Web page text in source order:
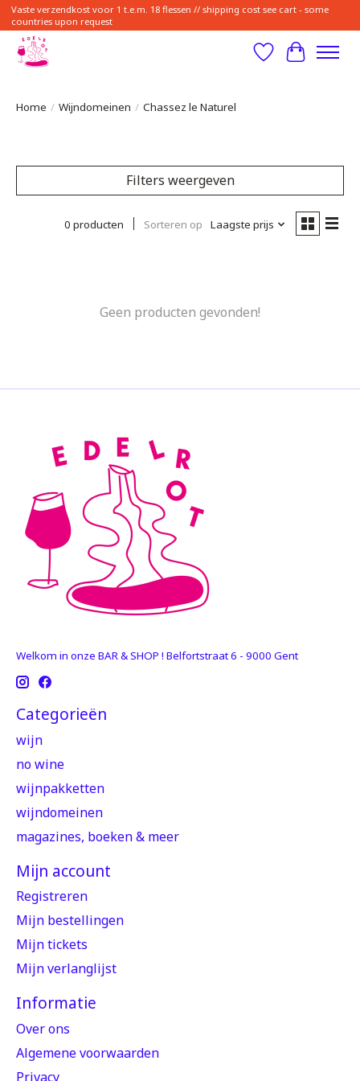
Vaste verzendkost voor 1 t.e.m. 18 flessen // shipping cost see cart - some
countries upon request
Verlanglijst
Home / Wijndomeinen / Chassez le Naturel
Filters weergeven
0 producten Sorteren op Laagste prijs
Geen producten gevonden!
Welkom in onze BAR & SHOP ! Belfortstraat 6 - 9000 Gent
Categorieën
wijn
no wine
wijnpakketten
wijndomeinen
magazines, boeken & meer
Mijn account
Registreren
Mijn bestellingen
Mijn tickets
Mijn verlanglijst
Informatie
Over ons
Algemene voorwaarden
Privacy